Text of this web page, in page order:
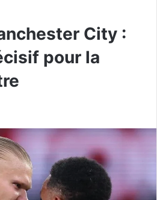
City :
pour la